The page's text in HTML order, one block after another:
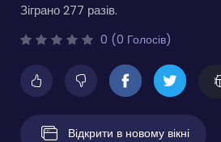
Зіграно 277 разів.
0 (0 Голосів)
Відкрити в новому вікні